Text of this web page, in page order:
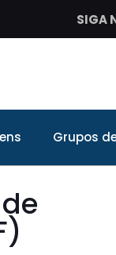
SIGA
Grupos